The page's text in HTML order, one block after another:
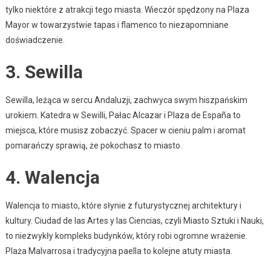
tylko niektóre z atrakcji tego miasta. Wieczór spędzony na Plaza
Mayor w towarzystwie tapas i flamenco to niezapomniane
doświadczenie.
3. Sewilla
Sewilla, leżąca w sercu Andaluzji, zachwyca swym hiszpańskim
urokiem. Katedra w Sewilli, Pałac Alcazar i Plaza de España to
miejsca, które musisz zobaczyć. Spacer w cieniu palm i aromat
pomarańczy sprawią, że pokochasz to miasto.
4. Walencja
Walencja to miasto, które słynie z futurystycznej architektury i
kultury. Ciudad de las Artes y las Ciencias, czyli Miasto Sztuki i Nauki,
to niezwykły kompleks budynków, który robi ogromne wrażenie.
Plaża Malvarrosa i tradycyjna paella to kolejne atuty miasta.